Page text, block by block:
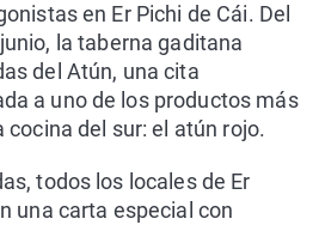
en Er Pichi de Cái. Del
la taberna gaditana
del Atún, una cita
a uno de los productos más
del sur: el atún rojo.
todos los locales de Er
una carta especial con